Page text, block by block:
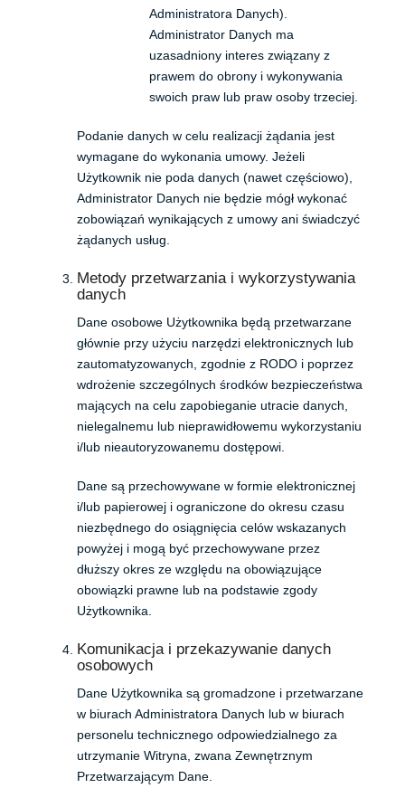
Administratora Danych).
Administrator Danych ma
uzasadniony interes związany z
prawem do obrony i wykonywania
swoich praw lub praw osoby trzeciej.
Podanie danych w celu realizacji żądania jest
wymagane do wykonania umowy. Jeżeli
Użytkownik nie poda danych (nawet częściowo),
Administrator Danych nie będzie mógł wykonać
zobowiązań wynikających z umowy ani świadczyć
żądanych usług.
Metody przetwarzania i wykorzystywania
danych
Dane osobowe Użytkownika będą przetwarzane
głównie przy użyciu narzędzi elektronicznych lub
zautomatyzowanych, zgodnie z RODO i poprzez
wdrożenie szczególnych środków bezpieczeństwa
mających na celu zapobieganie utracie danych,
nielegalnemu lub nieprawidłowemu wykorzystaniu
i/lub nieautoryzowanemu dostępowi.
Dane są przechowywane w formie elektronicznej
i/lub papierowej i ograniczone do okresu czasu
niezbędnego do osiągnięcia celów wskazanych
powyżej i mogą być przechowywane przez
dłuższy okres ze względu na obowiązujące
obowiązki prawne lub na podstawie zgody
Użytkownika.
Komunikacja i przekazywanie danych
osobowych
Dane Użytkownika są gromadzone i przetwarzane
w biurach Administratora Danych lub w biurach
personelu technicznego odpowiedzialnego za
utrzymanie Witryna, zwana Zewnętrznym
Przetwarzającym Dane.